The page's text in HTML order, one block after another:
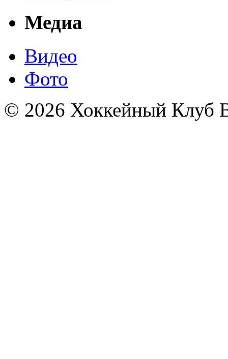
Медиа
Видео
Фото
© 2026 Хоккейный Клуб